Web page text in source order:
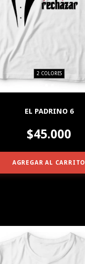
2 COLORES
EL PADRINO 6
$45.000
AGREGAR AL CARRITO